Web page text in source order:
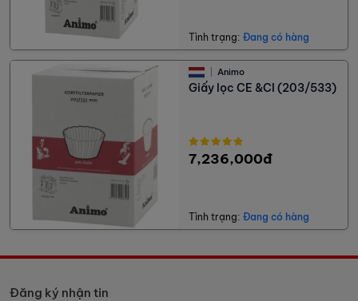
Tình trạng: Đang có hàng
Animo
Giấy lọc CE &CI (203/533)
7,236,000đ
Tình trạng: Đang có hàng
Đăng ký nhận tin